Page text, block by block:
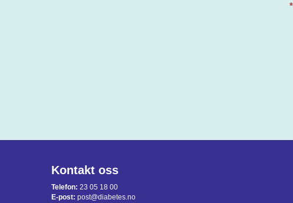
Kontakt oss
Telefon: 23 05 18 00
E-post: post@diabetes.no